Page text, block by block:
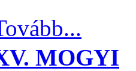
MOGYI